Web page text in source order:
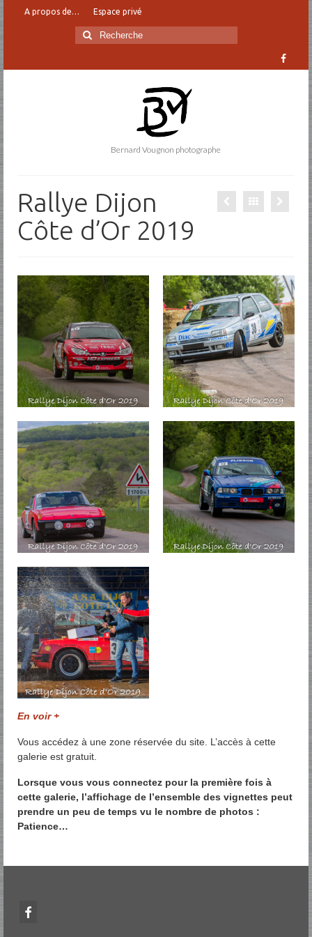
A propos de… Espace privé
Rechercher
:
Bernard Vougnon photographe
Rallye Dijon
Côte d’Or 2019
En voir +
Vous accédez à une zone réservée du site. L’accès à cette
galerie est gratuit.
Lorsque vous vous connectez pour la première fois à
cette galerie, l’affichage de l’ensemble des vignettes peut
prendre un peu de temps vu le nombre de photos :
Patience…